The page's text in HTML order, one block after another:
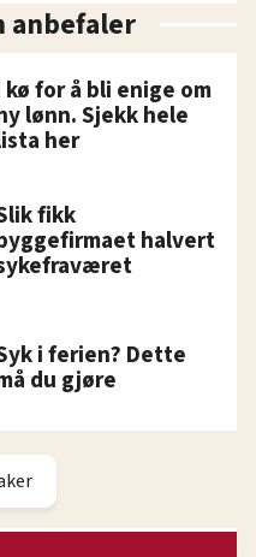
anbefaler
kø for å bli enige om
lønn. Sjekk hele
her
fikk
halvert
i ferien? Dette
du gjøre